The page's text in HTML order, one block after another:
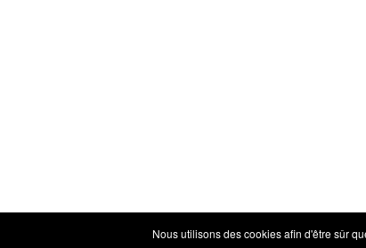
Nous utilisons des cookies afin d'être sûr